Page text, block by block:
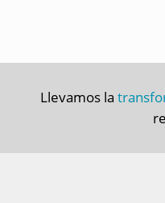
Llevamos la